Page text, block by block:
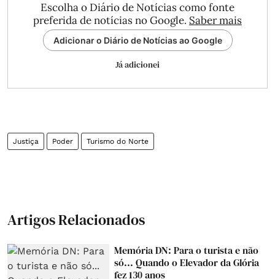
Escolha o Diário de Notícias como fonte
preferida de notícias no Google. Saber mais
Adicionar o Diário de Notícias ao Google
Já adicionei
Justiça Poder Turismo do Norte
Artigos Relacionados
Memória DN: Para o turista e não
só... Quando o Elevador da Glória
fez 130 anos